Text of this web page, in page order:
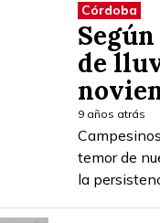
Córdoba
de
9 años atrás
temor de
la